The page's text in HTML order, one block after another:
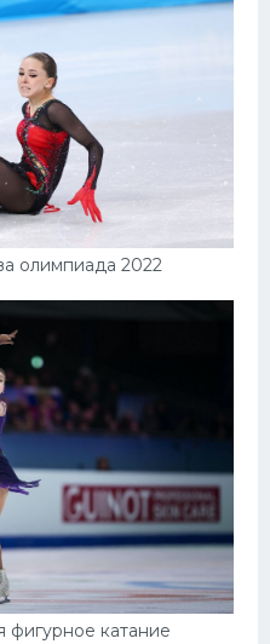
олимпиада 2022
фигурное катание